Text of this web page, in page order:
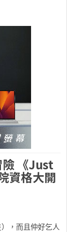
險 《Just
資格大開
，而且仲好乞人